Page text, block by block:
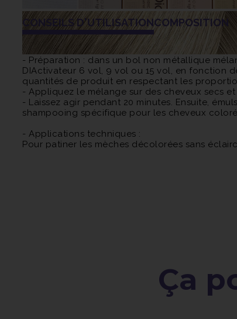
CONSEILS D'UTILISATIONCOMPOSITION
- Préparation : dans un bol non métallique
DIActivateur 6 vol, 9 vol ou 15 vol, en fonction
quantités de produit en respectant les
- Appliquez le mélange sur des cheveux secs
- Laissez agir pendant 20 minutes. Ensuite,
shampooing spécifique pour les cheveux
- Applications techniques :
Pour patiner les mèches décolorées sans
Ça